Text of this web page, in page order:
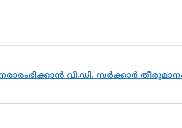
വി.ഡി. സർക്കാർ